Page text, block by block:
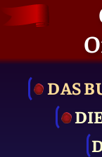
DAS